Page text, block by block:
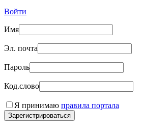
Войти
Имя
Эл. почта
Пароль
Код.слово
Я принимаю правила портала
Зарегистрироваться